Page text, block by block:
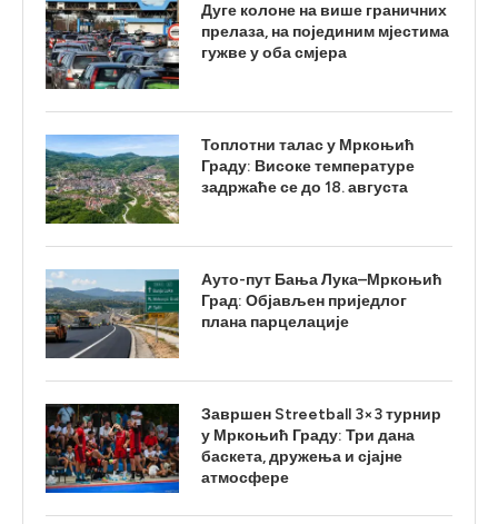
Дуге колоне на више граничних
прелаза, на појединим мјестима
гужве у оба смјера
Топлотни талас у Мркоњић
Граду: Високе температуре
задржаће се до 18. августа
Ауто-пут Бања Лука–Мркоњић
Град: Објављен приједлог
плана парцелације
Завршен Streetball 3×3 турнир
у Мркоњић Граду: Три дана
баскета, дружења и сјајне
атмосфере